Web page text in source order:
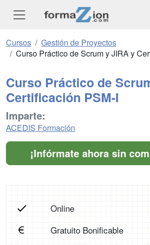
Cursos
Gestión de Proyectos
Curso Práctico de Scrum y JIRA y
Curso Práctico de
Certificación PSM-I
Imparte:
ACEDIS Formación
¡Infórmate ahora sin
Online
Gratuito Bonificable